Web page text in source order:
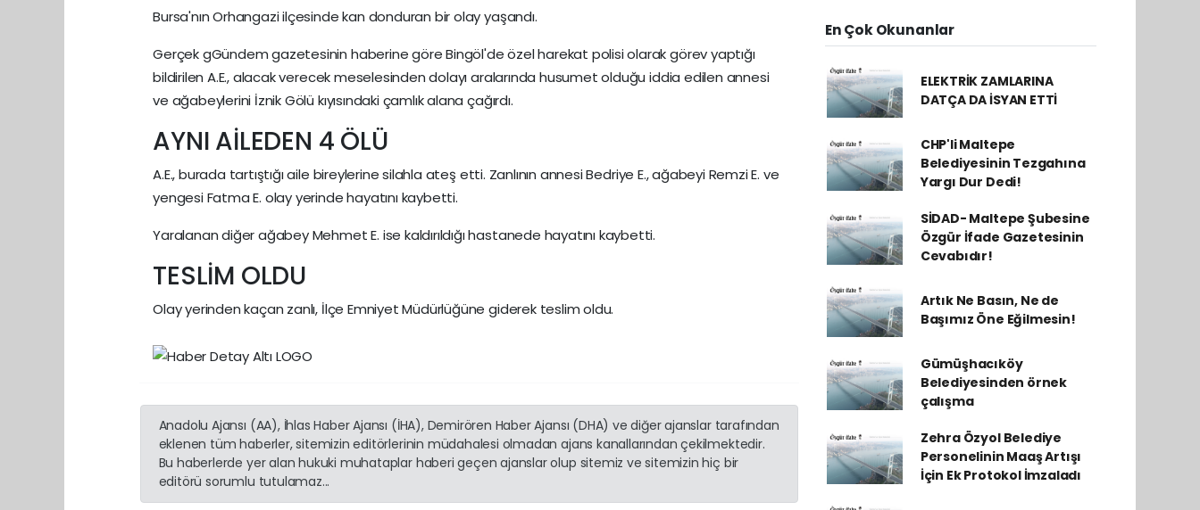
Bursa'nın Orhangazi ilçesinde kan donduran bir olay yaşandı.
Gerçek gGündem gazetesinin haberine göre Bingöl'de özel harekat polisi olarak görev yaptığı
bildirilen A.E., alacak verecek meselesinden dolayı aralarında husumet olduğu iddia edilen annesi
ve ağabeylerini İznik Gölü kıyısındaki çamlık alana çağırdı.
AYNI AİLEDEN 4 ÖLÜ
A.E., burada tartıştığı aile bireylerine silahla ateş etti. Zanlının annesi Bedriye E., ağabeyi Remzi E. ve
yengesi Fatma E. olay yerinde hayatını kaybetti.
Yaralanan diğer ağabey Mehmet E. ise kaldırıldığı hastanede hayatını kaybetti.
TESLİM OLDU
Olay yerinden kaçan zanlı, İlçe Emniyet Müdürlüğüne giderek teslim oldu.
Anadolu Ajansı (AA), İhlas Haber Ajansı (İHA), Demirören Haber Ajansı (DHA) ve diğer ajanslar tarafından
eklenen tüm haberler, sitemizin editörlerinin müdahalesi olmadan ajans kanallarından çekilmektedir.
Bu haberlerde yer alan hukuki muhataplar haberi geçen ajanslar olup sitemiz ve sitemizin hiç bir
editörü sorumlu tutulamaz...
En Çok Okunanlar
ELEKTRİK ZAMLARINA
DATÇA DA İSYAN ETTİ
CHP'li Maltepe
Belediyesinin Tezgahına
Yargı Dur Dedi!
SİDAD- Maltepe Şubesine
Özgür İfade Gazetesinin
Cevabıdır!
Artık Ne Basın, Ne de
Başımız Öne Eğilmesin!
Gümüşhacıköy
Belediyesinden örnek
çalışma
Zehra Özyol Belediye
Personelinin Maaş Artışı
İçin Ek Protokol İmzaladı